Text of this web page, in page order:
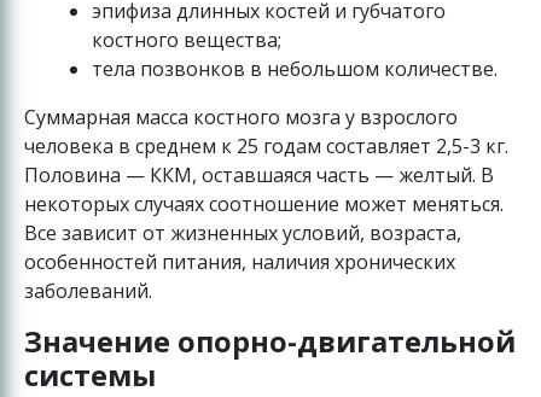
эпифиза длинных костей и губчатого
костного вещества;
тела позвонков в небольшом количестве.
Суммарная масса костного мозга у взрослого
человека в среднем к 25 годам составляет 2,5-3 кг.
Половина — ККМ, оставшаяся часть — желтый. В
некоторых случаях соотношение может меняться.
Все зависит от жизненных условий, возраста,
особенностей питания, наличия хронических
заболеваний.
Значение опорно-двигательной
системы